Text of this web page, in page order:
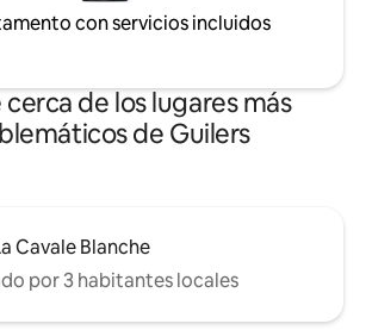
con servicios incluidos
de los lugares más
de Guilers
Cavale Blanche
por 3 habitantes locales